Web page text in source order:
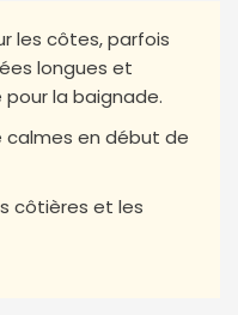
les côtes, parfois
longues et
la baignade.
calmes en début de
côtières et les